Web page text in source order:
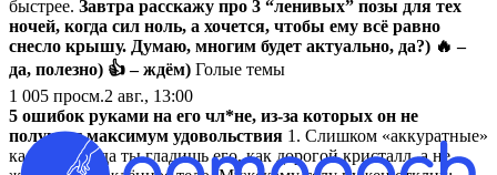
быстрее. Завтра расскажу про 3 “ленивых” позы для тех
ночей, когда сил ноль, а хочется, чтобы ему всё равно
снесло крышу. Думаю, многим будет актуально, да?) 🔥 –
да, полезно) 👍 – ждём) Голые темы
1 005 просм.2 авг., 13:00
5 ошибок руками на его чл*не, из‑за которых он не
получает максимум удовольствия 1. Слишком «аккуратные»
касания Когда ты гладишь его, как дорогой кристалл, а не